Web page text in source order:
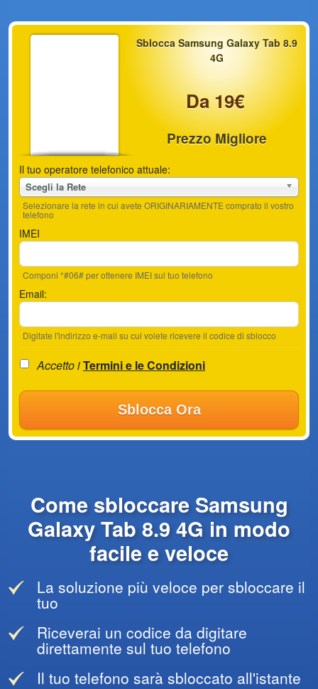
Sblocca Samsung Galaxy Tab 8.9
4G
Da 19€
Prezzo Migliore
Il tuo operatore telefonico attuale:
Scegli la Rete
Selezionare la rete in cui avete ORIGINARIAMENTE comprato il vostro
telefono
IMEI
Componi *#06# per ottenere IMEI sul tuo telefono
Email:
Digitate l'indirizzo e-mail su cui volete ricevere il codice di sblocco
Accetto iTermini e le Condizioni
Sblocca Ora
Come sbloccare Samsung
Galaxy Tab 8.9 4G in modo
facile e veloce
La soluzione più veloce per sbloccare il
tuo
Riceverai un codice da digitare
direttamente sul tuo telefono
Il tuo telefono sarà sbloccato all'istante